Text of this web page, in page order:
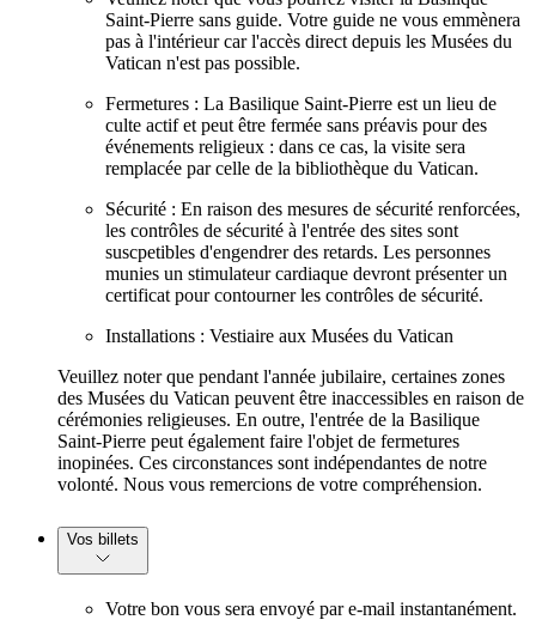
Saint-Pierre sans guide. Votre guide ne vous emmènera
pas à l'intérieur car l'accès direct depuis les Musées du
Vatican n'est pas possible.
Fermetures : La Basilique Saint-Pierre est un lieu de
culte actif et peut être fermée sans préavis pour des
événements religieux : dans ce cas, la visite sera
remplacée par celle de la bibliothèque du Vatican.
Sécurité : En raison des mesures de sécurité renforcées,
les contrôles de sécurité à l'entrée des sites sont
suscpetibles d'engendrer des retards. Les personnes
munies un stimulateur cardiaque devront présenter un
certificat pour contourner les contrôles de sécurité.
Installations : Vestiaire aux Musées du Vatican
Veuillez noter que pendant l'année jubilaire, certaines zones
des Musées du Vatican peuvent être inaccessibles en raison de
cérémonies religieuses. En outre, l'entrée de la Basilique
Saint-Pierre peut également faire l'objet de fermetures
inopinées. Ces circonstances sont indépendantes de notre
volonté. Nous vous remercions de votre compréhension.
Vos billets
Votre bon vous sera envoyé par e-mail instantanément.